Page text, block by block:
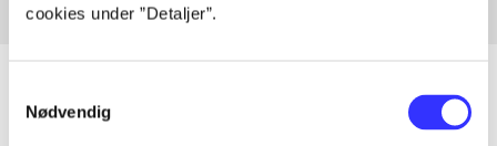
cookies under ”Detaljer”.
Nødvendig